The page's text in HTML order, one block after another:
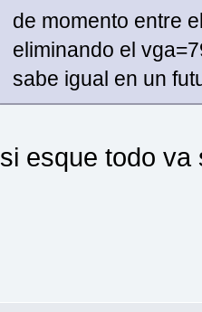
de momento entre
eliminando el
sabe igual en un
si esque todo